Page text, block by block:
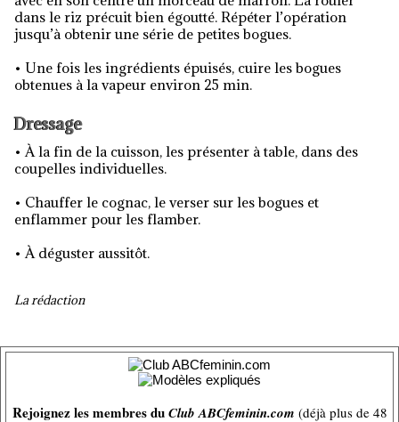
dans le riz précuit bien égoutté. Répéter l’opération
jusqu’à obtenir une série de petites bogues.
• Une fois les ingrédients épuisés, cuire les bogues
obtenues à la vapeur environ 25 min.
Dressage
• À la fin de la cuisson, les présenter à table, dans des
coupelles individuelles.
• Chauffer le cognac, le verser sur les bogues et
enflammer pour les flamber.
• À déguster aussitôt.
La rédaction
Rejoignez les membres duClub ABCfeminin.com (déjà plus de 48